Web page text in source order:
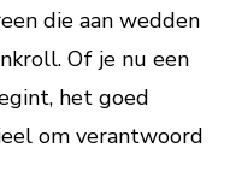
die aan wedden
Of je nu een
het goed
om verantwoord